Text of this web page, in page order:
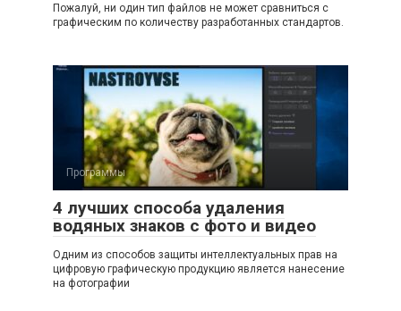
Пожалуй, ни один тип файлов не может сравниться с
графическим по количеству разработанных стандартов.
Программы
4 лучших способа удаления
водяных знаков с фото и видео
Одним из способов защиты интеллектуальных прав на
цифровую графическую продукцию является нанесение
на фотографии